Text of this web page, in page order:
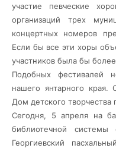
участие певческие
организаций трех
концертных номеров
Если бы все эти хоры
участников была бы
Подобных фестивалей
нашего янтарного края.
Дом детского творчества
Сегодня, 5 апреля на
библиотечной системы
Георгиевский